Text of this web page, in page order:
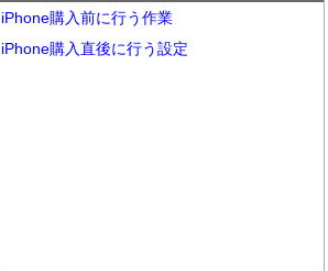
iPhone購入前に行う作業
iPhone購入直後に行う設定